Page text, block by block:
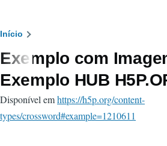
Navegação
estrutural
Início
Exemplo com
Exemplo HUB
Disponível emhttps://h5p.org/content-
types/crossword#example=1210611